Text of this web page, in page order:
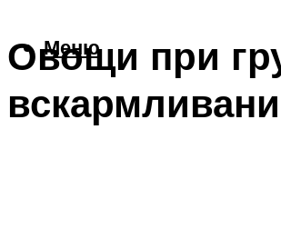
Меню
Овощи при